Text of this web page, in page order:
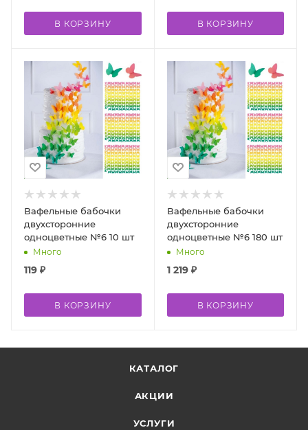
В КОРЗИНУ В КОРЗИНУ
Вафельные бабочки
двухсторонние
одноцветные №6 10 шт
Много
119 ₽
В КОРЗИНУ
Вафельные бабочки
двухсторонние
одноцветные №6 180 шт
Много
1 219₽
В КОРЗИНУ
КАТАЛОГ
АКЦИИ
УСЛУГИ